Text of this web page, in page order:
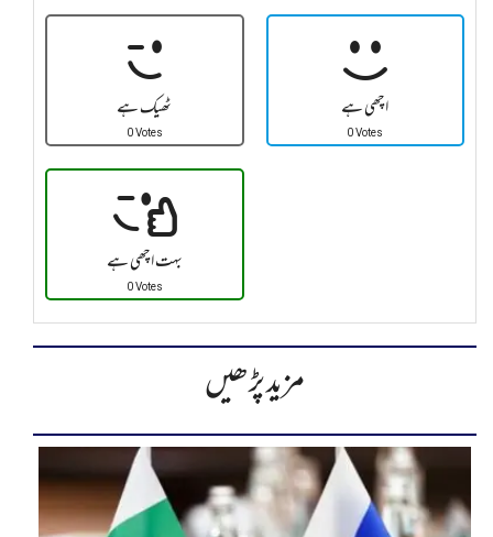
ٹھیک ہے
0 Votes
اچھی ہے
0 Votes
بہت اچھی ہے
0 Votes
مزید پڑھیں